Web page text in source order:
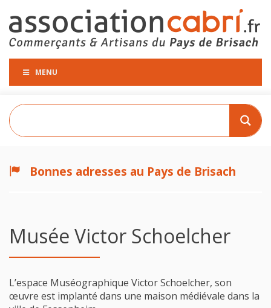
MENU
Bonnes adresses au Pays de Brisach
Musée Victor Schoelcher
L’espace Muséographique Victor Schoelcher, son
œuvre est implanté dans une maison médiévale dans la